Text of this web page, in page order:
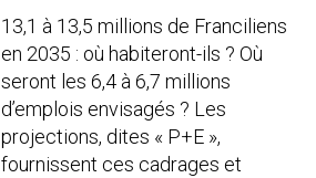
13,1 à 13,5 millions de Franciliens
en 2035 : où habiteront-ils ? Où
seront les 6,4 à 6,7 millions
d’emplois envisagés ? Les
projections, dites « P+E »,
fournissent ces cadrages et